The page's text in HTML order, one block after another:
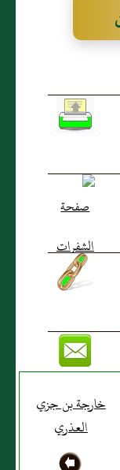
خارجة بن جزي
العذري